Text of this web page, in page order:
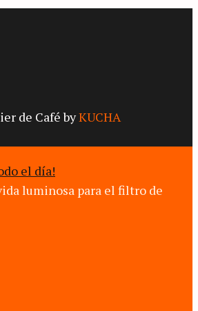
de Café byKUCHA
el día!
luminosa para el filtro de